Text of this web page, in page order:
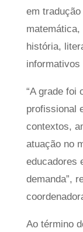
em
história,
informativos
“A grade foi
profissional
contextos,
atuação no
educadores
demanda”,
Ao término